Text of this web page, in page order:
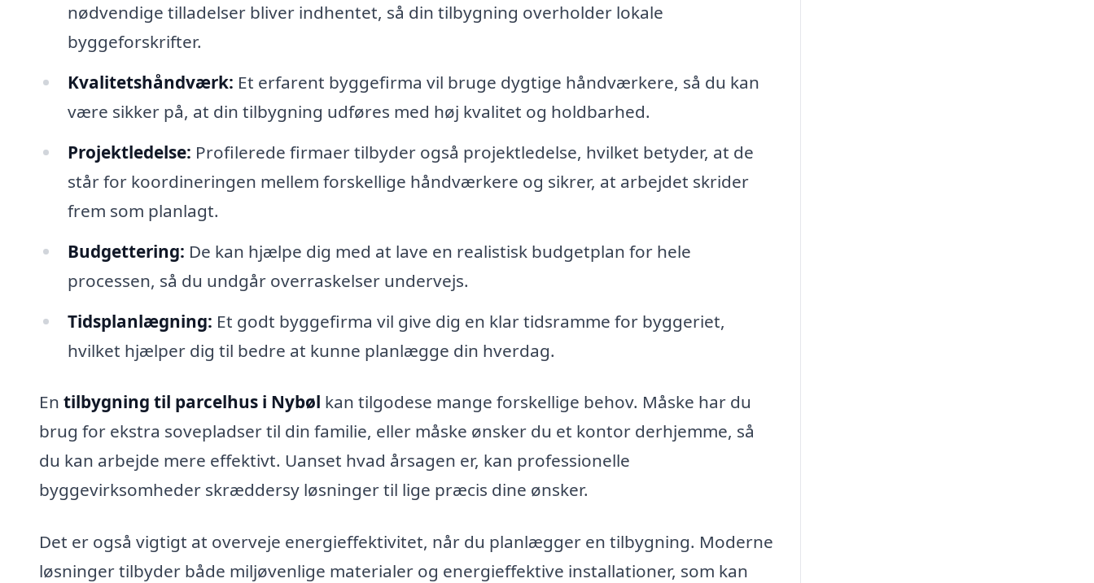
nødvendige tilladelser bliver indhentet, så din tilbygning overholder lokale
byggeforskrifter.
Kvalitetshåndværk: Et erfarent byggefirma vil bruge dygtige håndværkere, så du kan
være sikker på, at din tilbygning udføres med høj kvalitet og holdbarhed.
Projektledelse: Profilerede firmaer tilbyder også projektledelse, hvilket betyder, at de
står for koordineringen mellem forskellige håndværkere og sikrer, at arbejdet skrider
frem som planlagt.
Budgettering: De kan hjælpe dig med at lave en realistisk budgetplan for hele
processen, så du undgår overraskelser undervejs.
Tidsplanlægning: Et godt byggefirma vil give dig en klar tidsramme for byggeriet,
hvilket hjælper dig til bedre at kunne planlægge din hverdag.
En tilbygning til parcelhus i Nybøl kan tilgodese mange forskellige behov. Måske har du
brug for ekstra sovepladser til din familie, eller måske ønsker du et kontor derhjemme, så
du kan arbejde mere effektivt. Uanset hvad årsagen er, kan professionelle
byggevirksomheder skræddersy løsninger til lige præcis dine ønsker.
Det er også vigtigt at overveje energieffektivitet, når du planlægger en tilbygning. Moderne
løsninger tilbyder både miljøvenlige materialer og energieffektive installationer, som kan